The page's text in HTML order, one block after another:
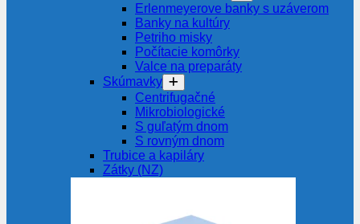
Erlenmeyerove banky s uzáverom
Banky na kultúry
Petriho misky
Počítacie komôrky
Valce na preparáty
Skúmavky
Centrifugačné
Mikrobiologické
S guľatým dnom
S rovným dnom
Trubice a kapiláry
Zátky (NZ)